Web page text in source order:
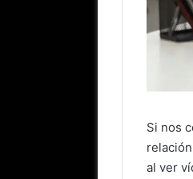
Si nos
al ver